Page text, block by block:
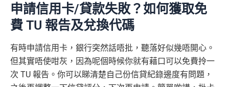
申請信用卡/貸款失敗？如何獲取免
費 TU 報告及兌換代碼
有時申請信用卡，銀行突然話唔批，聽落好似幾唔開心。
但其實唔使咁灰，因為呢個時候你就有藉口可以免費拎一
次 TU 報告。你可以睇清楚自己份信貸紀錄邊度有問題，